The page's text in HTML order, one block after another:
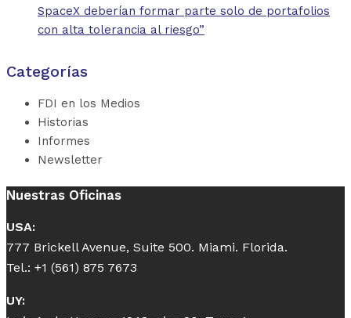
SpaceX deberían formar parte solo de portafolios
con alta tolerancia al riesgo”
Categorías
FDI en los Medios
Historias
Informes
Newsletter
Nuestras Oficinas
USA:
777 Brickell Avenue, Suite 500. Miami. Florida.
Tel.: +1 (561) 875 7673
UY: